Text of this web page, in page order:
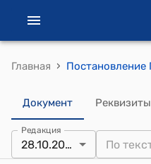
Главная ›
Документ Реквизиты
Редакция
28.10.2010